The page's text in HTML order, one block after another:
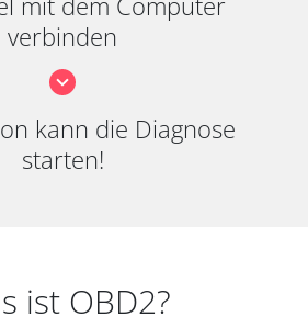
verbinden
kann die Diagnose
starten!
ist OBD2?